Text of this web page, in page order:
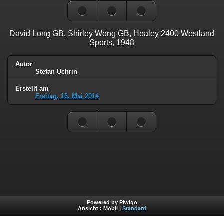
David Long GB, Shirley Wong GB, Healey 2400 Westland
Sports, 1948
Autor
Stefan Uchrin
Erstellt am
Freitag, 16. Mai 2014
Powered by Piwigo
Ansicht : Mobil Standard